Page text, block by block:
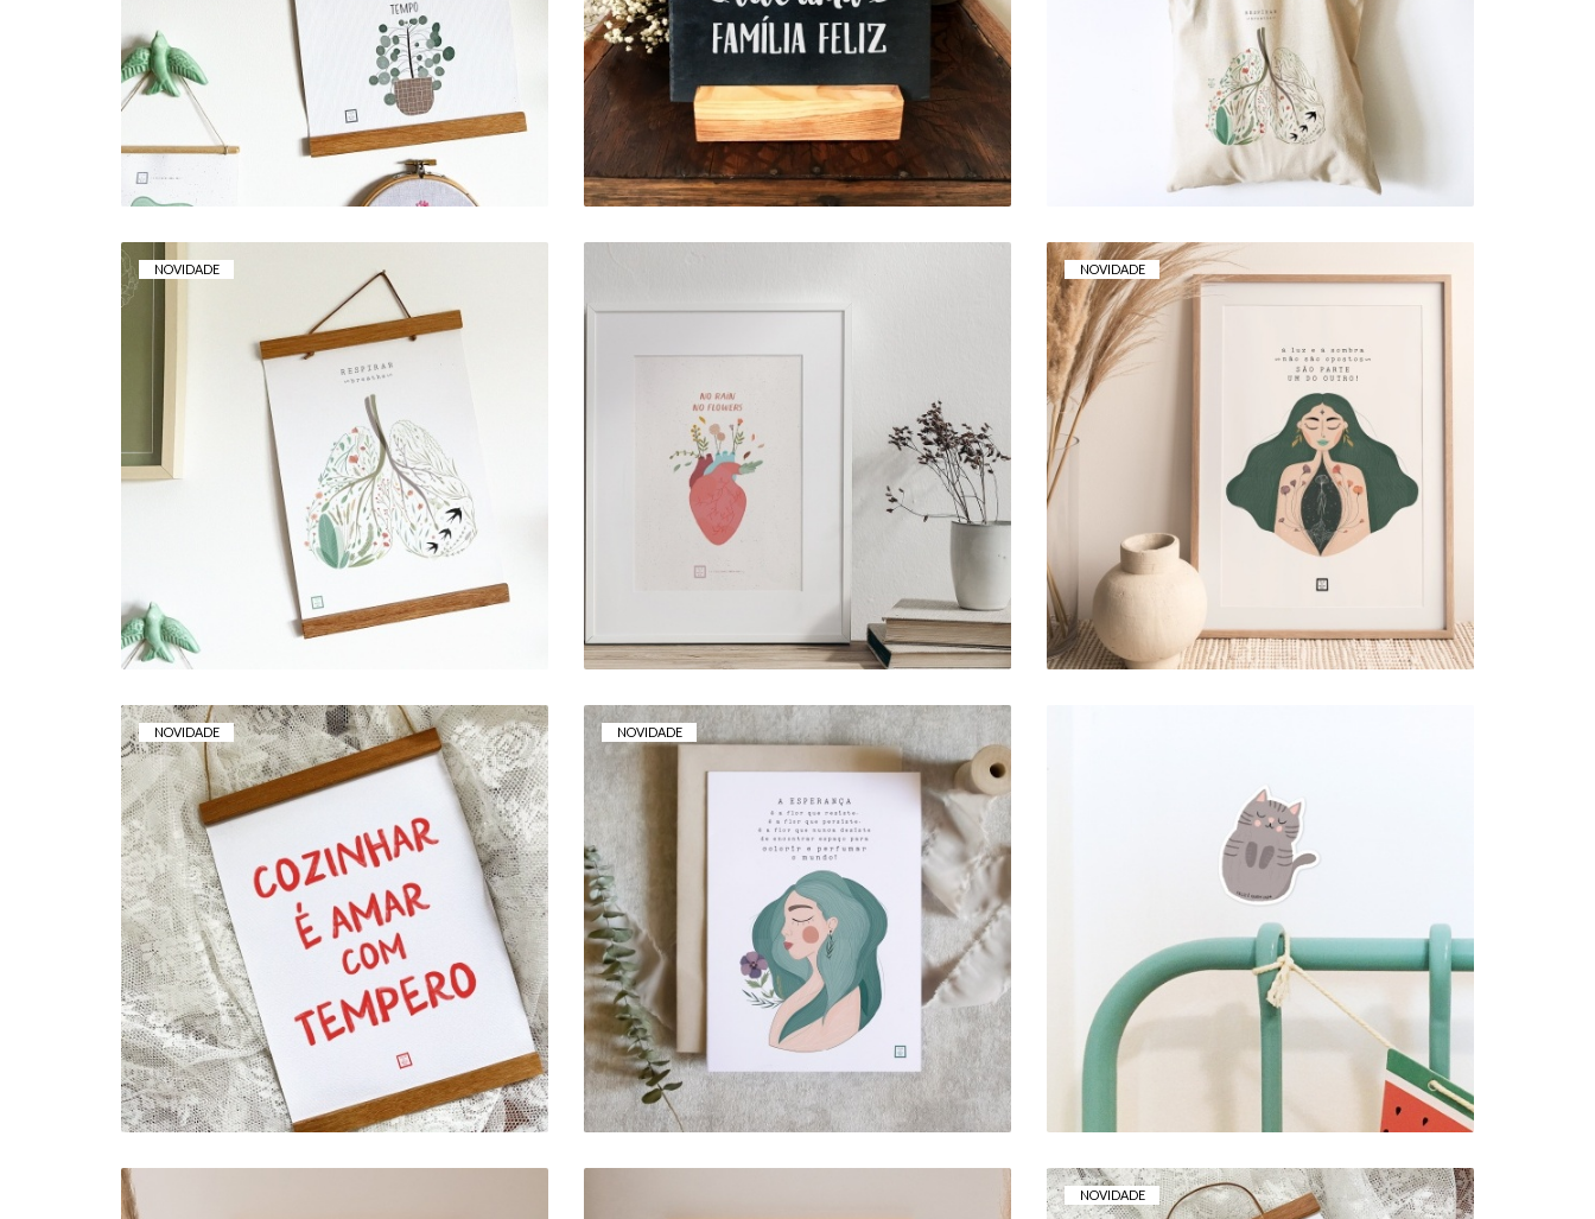
15,00 € — 20,00 €
12,00 €
10,00 €
NOVIDADE
TELA . RESPIRAR
15,00 €
ART PRINT . NO RAIN, NO
FLOWERS
5,00 € — 15,00 €
NOVIDADE
ART PRINT . LUZ/SOMBRA
5,00 € — 15,00 €
NOVIDADE
TELA . COZINHAR AMAR
15,00 €
NOVIDADE
POSTAL . ESPERANÇA
1,00 €
AUTOCOLANTE RECORTADO .
GATO
2,00 €
NOVIDADE